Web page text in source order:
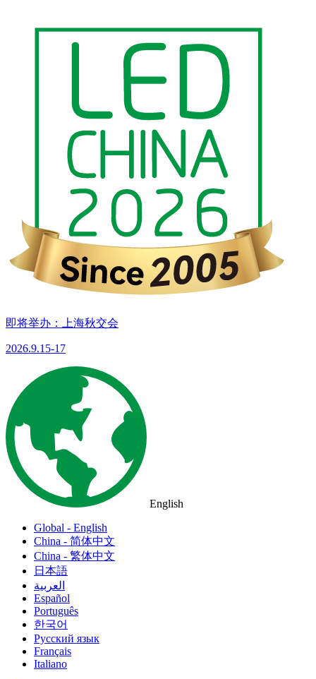
即将举办：上海秋交会
2026.9.15-17
English
Global - English
China - 简体中文
China - 繁体中文
日本語
العربية
Español
Português
한국어
Русский язык
Français
Italiano